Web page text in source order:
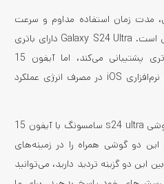
مدت زمان استفاده مداوم و سرعت
شارژ سیمی و بی‌سیم هر دو گوشی است. Galaxy S24 Ultra دارای باتری
بزرگ‌تری است و از شارژ سریع‌تری پشتیبانی می‌کند، اما آیفون 15
پرومکس به دلیل بهینه‌سازی‌های نرم‌افزاری iOS در مصرف انرژی عملکرد
در این مقاله در خصوص تفاوت گوشی s24 ultra سامسونگ با آیفون 15
دو گوشی همراه را در زمینه‌های
این دو گزینه تردید دارید، می‌توانید